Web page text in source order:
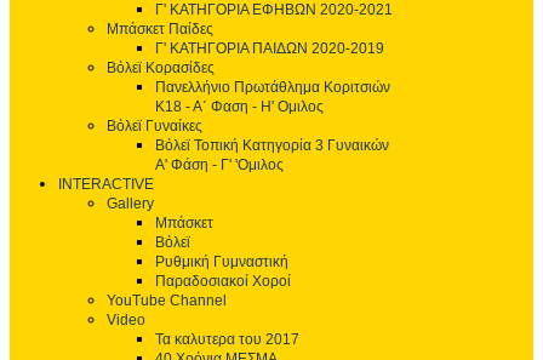
Γ' ΚΑΤΗΓΟΡΙΑ ΕΦΗΒΩΝ 2020-2021
Μπάσκετ Παίδες
Γ' ΚΑΤΗΓΟΡΙΑ ΠΑΙΔΩΝ 2020-2019
Βόλεϊ Κορασίδες
Πανελλήνιο Πρωτάθλημα Κοριτσιών
Κ18 - Α΄ Φαση - H' Ομιλος
Βόλεϊ Γυναίκες
Βόλεϊ Τοπική Κατηγορία 3 Γυναικών
Α' Φάση - Γ' 'Ομιλος
INTERACTIVE
Gallery
Μπάσκετ
Βόλεϊ
Ρυθμική Γυμναστική
Παραδοσιακοί Χοροί
YouTube Channel
Video
Τα καλυτερα του 2017